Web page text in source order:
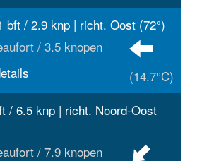
bft / 2.9 knp | richt. Oost (72°)
/ 3.5 knopen
(14.7°C)
/ 6.5 knp | richt. Noord-Oost
/ 7.9 knopen